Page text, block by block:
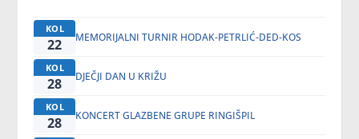
KOL
22 MEMORIJALNI TURNIR HODAK-PETRLIĆ-DED-KOS
KOL
28 DJEČJI DAN U KRIŽU
KOL
28 KONCERT GLAZBENE GRUPE RINGIŠPIL